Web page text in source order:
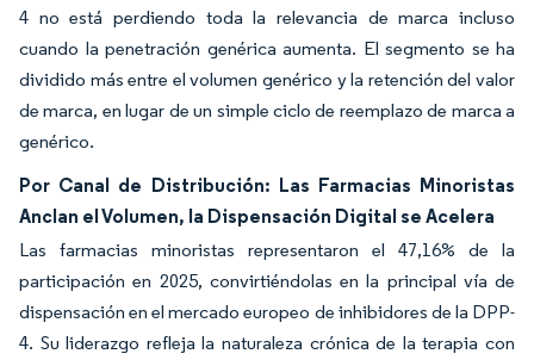
4 no está perdiendo toda la relevancia de marca incluso
cuando la penetración genérica aumenta. El segmento se ha
dividido más entre el volumen genérico y la retención del valor
de marca, en lugar de un simple ciclo de reemplazo de marca a
genérico.
Por Canal de Distribución: Las Farmacias Minoristas
Anclan el Volumen, la Dispensación Digital se Acelera
Las farmacias minoristas representaron el 47,16% de la
participación en 2025, convirtiéndolas en la principal vía de
dispensación en el mercado europeo de inhibidores de la DPP-
4. Su liderazgo refleja la naturaleza crónica de la terapia con